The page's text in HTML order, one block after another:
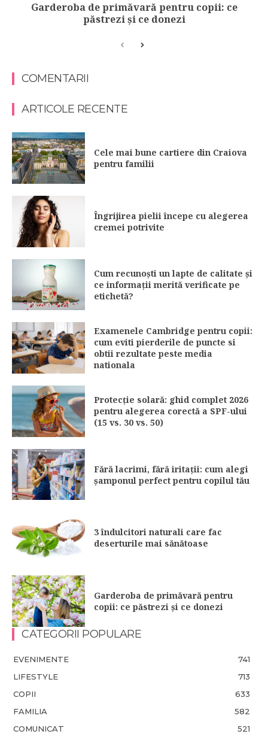
Garderoba de primăvară pentru copii: ce
păstrezi și ce donezi
COMENTARII
ARTICOLE RECENTE
Cele mai bune cartiere din Craiova
pentru familii
Îngrijirea pielii începe cu alegerea
cremei potrivite
Cum recunoști un lapte de calitate și
ce informații merită verificate pe
etichetă?
Examenele Cambridge pentru copii:
cum eviti pierderile de puncte si
obtii rezultate peste media
nationala
Protecție solară: ghid complet 2026
pentru alegerea corectă a SPF-ului
(15 vs. 30 vs. 50)
Fără lacrimi, fără iritații: cum alegi
șamponul perfect pentru copilul tău
3 îndulcitori naturali care fac
deserturile mai sănătoase
Garderoba de primăvară pentru
copii: ce păstrezi și ce donezi
CATEGORII POPULARE
EVENIMENTE
741
LIFESTYLE
713
COPII
633
FAMILIA
582
COMUNICAT
521